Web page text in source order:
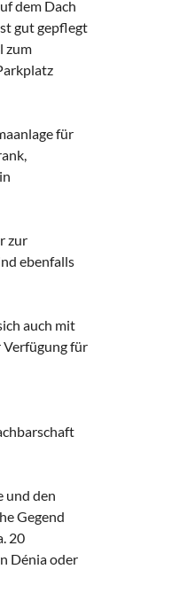
dem Dach
gut gepflegt
zum
für
zur
ebenfalls
auch mit
Verfügung für
und den
Gegend
20
Dénia oder